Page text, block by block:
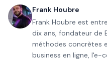
Frank Houbre
Frank Houbre est
dix ans, fondateur de
méthodes concrètes
business en ligne, l'e-